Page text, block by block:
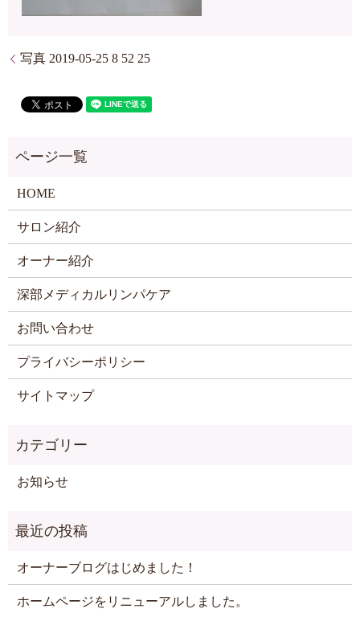
写真 2019-05-25 8 52 25
HOME
サロン紹介
オーナー紹介
深部メディカルリンパケア
お問い合わせ
プライバシーポリシー
サイトマップ
お知らせ
オーナーブログはじめました！
ホームページをリニューアルしました。